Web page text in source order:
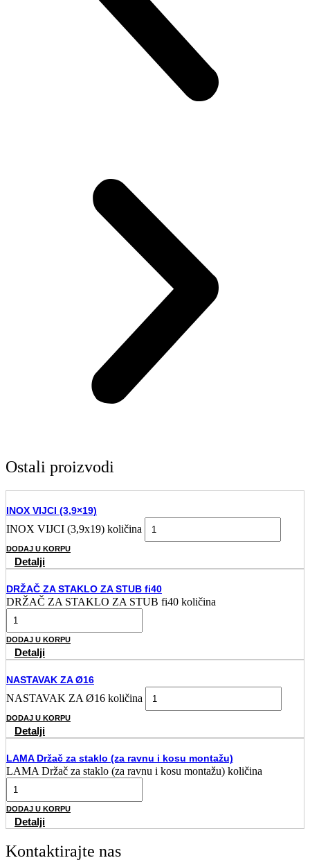
Ostali proizvodi
INOX VIJCI (3,9×19)
INOX VIJCI (3,9x19) količina
DODAJ U KORPU
Detalji
DRŽAČ ZA STAKLO ZA STUB fi40
DRŽAČ ZA STAKLO ZA STUB fi40 količina
DODAJ U KORPU
Detalji
NASTAVAK ZA Ø16
NASTAVAK ZA Ø16 količina
DODAJ U KORPU
Detalji
LAMA Držač za staklo (za ravnu i kosu montažu)
LAMA Držač za staklo (za ravnu i kosu montažu) količina
DODAJ U KORPU
Detalji
Kontaktirajte nas